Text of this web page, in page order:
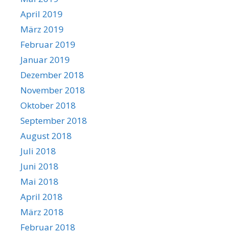
April 2019
März 2019
Februar 2019
Januar 2019
Dezember 2018
November 2018
Oktober 2018
September 2018
August 2018
Juli 2018
Juni 2018
Mai 2018
April 2018
März 2018
Februar 2018